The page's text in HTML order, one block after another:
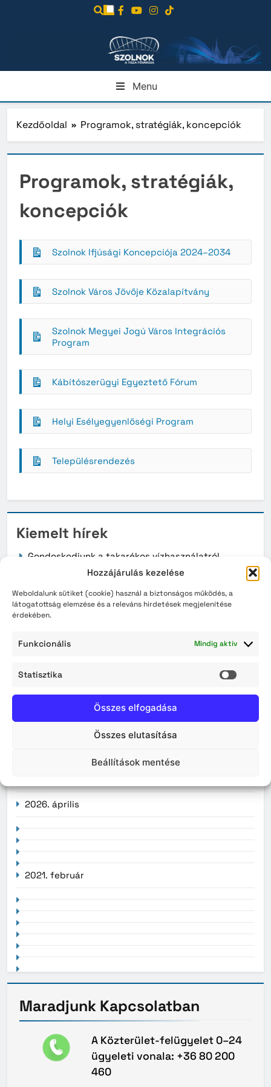
Hozzájárulás kezelése
Weboldalunk sütiket (cookie) használ a biztonságos működés, a
látogatottság elemzése és a releváns hirdetések megjelenítése
érdekében.
Funkcionális Mindig aktív
Statisztika
Összes elfogadása
Összes elutasítása
Beállítások mentése
Menu
Kezdőoldal Programok, stratégiák, koncepciók
Programok, stratégiák,
koncepciók
Szolnok Ifjúsági Koncepciója 2024–2034
Szolnok Város Jövője Közalapítvány
Szolnok Megyei Jogú Város Integrációs
Program
Kábítószerügyi Egyeztető Fórum
Helyi Esélyegyenlőségi Program
Településrendezés
Kiemelt hírek
Gondoskodjunk a takarékos vízhasználatról
Lakossági tájékoztatás – Zajhatással járó vízi és
légi kiképzés
Érvényüket vesztik a régi, könyv formátumú
Archívum
2026. augusztus
2026. április
2021. február
Maradjunk Kapcsolatban
A Közterület-felügyelet 0–24
ügyeleti vonala: +36 80 200
460